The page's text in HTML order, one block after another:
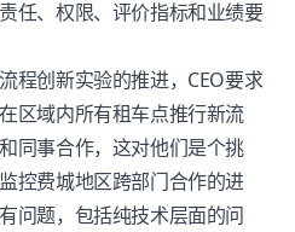
任、权限、评价指标和业绩要
程创新实验的推进，CEO要求
区域内所有租车点推行新流
同事合作，这对他们是个挑
控费城地区跨部门合作的进
问题，包括纯技术层面的问